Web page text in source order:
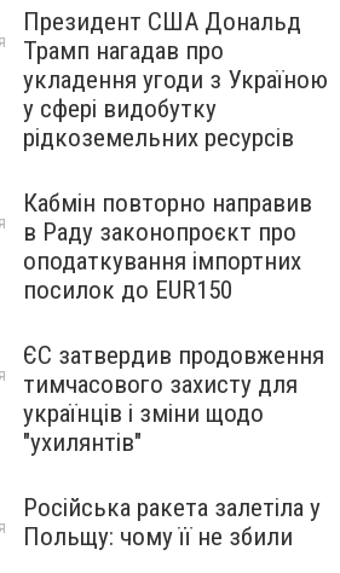
Президент США Дональд
Трамп нагадав про
укладення угоди з Україною
у сфері видобутку
рідкоземельних ресурсів
Кабмін повторно направив
в Раду законопроєкт про
оподаткування імпортних
посилок до EUR150
ЄС затвердив продовження
тимчасового захисту для
українців і зміни щодо
"ухилянтів"
Російська ракета залетіла у
Польщу: чому її не збили